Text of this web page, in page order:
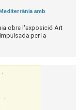
amb
obre l'exposició Art
per la